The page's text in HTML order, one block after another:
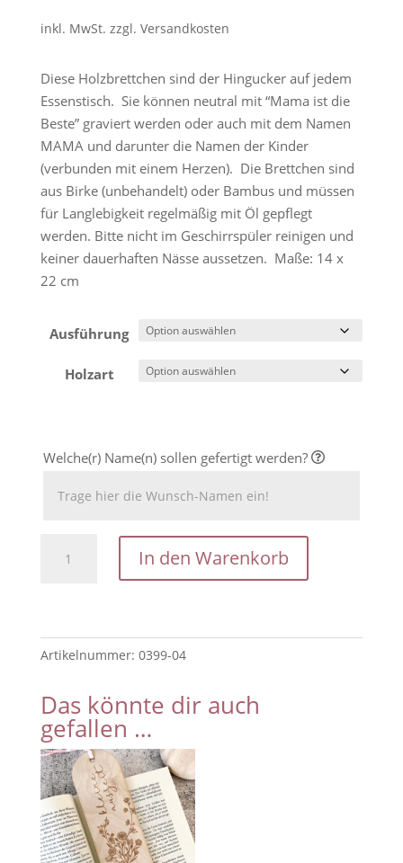
ertungen
inkl. MwSt. zzgl. Versandkosten
Diese Holzbrettchen sind der Hingucker auf jedem
Essenstisch. Sie können neutral mit “Mama ist die
Beste” graviert werden oder auch mit dem Namen
MAMA und darunter die Namen der Kinder
(verbunden mit einem Herzen). Die Brettchen sind
aus Birke (unbehandelt) oder Bambus und müssen
für Langlebigkeit regelmäßig mit Öl gepflegt
werden. Bitte nicht im Geschirrspüler reinigen und
keiner dauerhaften Nässe aussetzen. Maße: 14 x
22 cm
Ausführung
Holzart
Welche(r) Name(n) sollen gefertigt werden?
Brettchen
zum
Muttertag
In den Warenkorb
Artikelnummer: 0399-04
Das könnte dir auch
gefallen …